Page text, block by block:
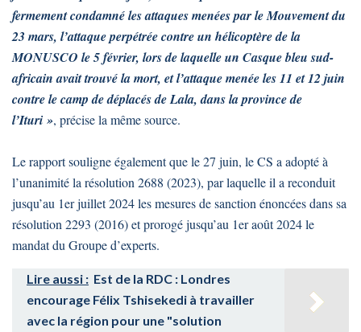
fermement condamné les attaques menées par le Mouvement du
23 mars, l’attaque perpétrée contre un hélicoptère de la
MONUSCO le 5 février, lors de laquelle un Casque bleu sud-
africain avait trouvé la mort, et l’attaque menée les 11 et 12 juin
contre le camp de déplacés de Lala, dans la province de
l’Ituri », précise la même source.
Le rapport souligne également que le 27 juin, le CS a adopté à
l’unanimité la résolution 2688 (2023), par laquelle il a reconduit
jusqu’au 1er juillet 2024 les mesures de sanction énoncées dans sa
résolution 2293 (2016) et prorogé jusqu’au 1er août 2024 le
mandat du Groupe d’experts.
Lire aussi : Est de la RDC : Londres
encourage Félix Tshisekedi à travailler
avec la région pour une "solution